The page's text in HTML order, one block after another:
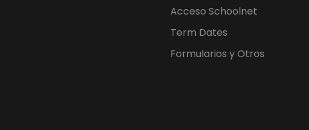
Acceso Schoolnet
Term Dates
Formularios y Otros